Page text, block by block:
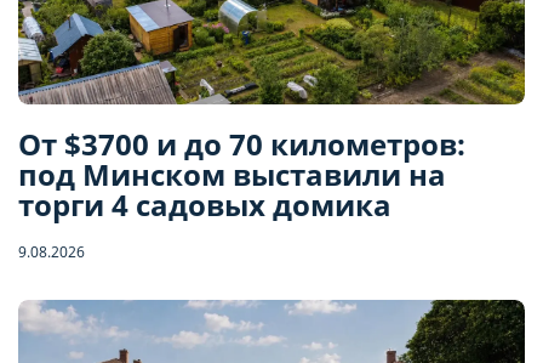
От $3700 и до 70 километров:
под Минском выставили на
торги 4 садовых домика
9.08.2026